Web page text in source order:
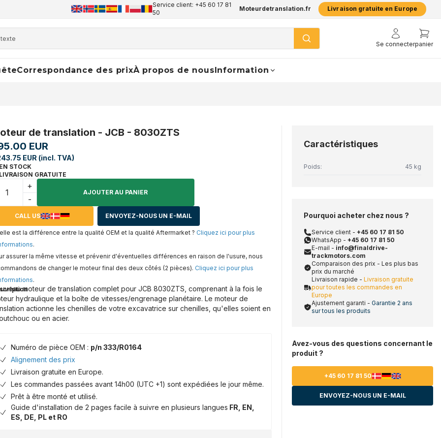
Service client: +45 60 17 81
50
Moteurdetranslation.fr Livraison gratuite en Europe
Se connecterpanier
Correspondance des prixÀ propos de nousInformation
de translation - JCB - 8030ZTS
EUR
EUR (incl. TVA)
EN STOCK
LIVRAISON GRATUITE
+
-
AJOUTER AU PANIER
CALL US ENVOYEZ-NOUS UN E-MAIL
est la différence entre la qualité OEM et la qualité Aftermarket ? Cliquez ici pour plus
.
assurer la même vitesse et prévenir d'éventuelles différences en raison de l'usure, nous
de changer le moteur final des deux côtés (2 pièces). Cliquez ici pour plus
.
moteur de translation complet pour JCB 8030ZTS, comprenant à la fois le
hydraulique et la boîte de vitesses/engrenage planétaire. Le moteur de
actionne les chenilles de votre excavatrice sur chenilles, qu'elles soient en
ou en acier.
Numéro de pièce OEM : p/n 333/R0164
Alignement des prix
Livraison gratuite en Europe.
Les commandes passées avant 14h00 (UTC +1) sont expédiées le jour même.
Prêt à être monté et utilisé.
Guide d'installation de 2 pages facile à suivre en plusieurs langues FR, EN,
ES, DE, PL et RO
Caractéristiques
Poids: 45 kg
Pourquoi acheter chez nous ?
Service client - +45 60 17 81 50
WhatsApp - +45 60 17 81 50
E-mail - info@finaldrive-
trackmotors.com
Comparaison des prix - Les plus bas
prix du marché
Livraison rapide - Livraison gratuite
pour toutes les commandes en
Europe
Ajustement garanti - Garantie 2 ans
sur tous les produits
Avez-vous des questions concernant le
produit ?
+45 60 17 81 50
ENVOYEZ-NOUS UN E-MAIL